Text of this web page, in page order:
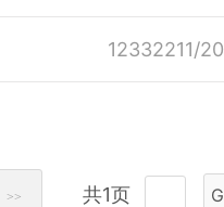
12332211/
>> 共1页